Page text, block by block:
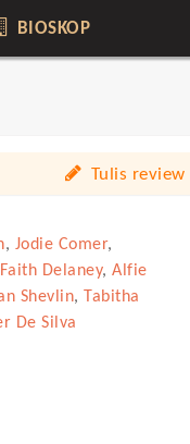
BIOSKOP
Tulis review
, Jodie Comer,
Faith Delaney, Alfie
Shevlin,
Tabitha
De Silva